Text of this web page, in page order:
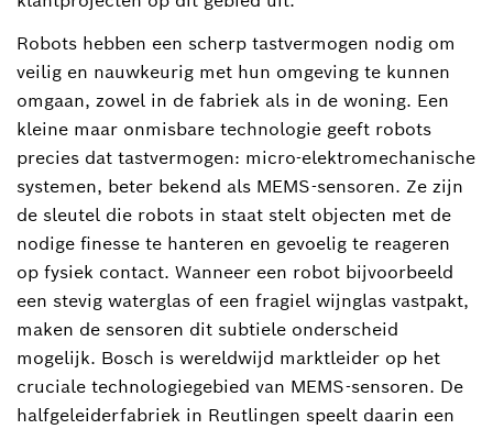
Robots hebben een scherp tastvermogen nodig om
veilig en nauwkeurig met hun omgeving te kunnen
omgaan, zowel in de fabriek als in de woning. Een
kleine maar onmisbare technologie geeft robots
precies dat tastvermogen: micro-elektromechanische
systemen, beter bekend als MEMS-sensoren. Ze zijn
de sleutel die robots in staat stelt objecten met de
nodige finesse te hanteren en gevoelig te reageren
op fysiek contact. Wanneer een robot bijvoorbeeld
een stevig waterglas of een fragiel wijnglas vastpakt,
maken de sensoren dit subtiele onderscheid
mogelijk. Bosch is wereldwijd marktleider op het
cruciale technologiegebied van MEMS-sensoren. De
halfgeleiderfabriek in Reutlingen speelt daarin een